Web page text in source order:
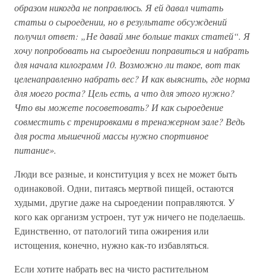
образом никогда не поправлюсь. Я ей давал читать
статьи о сыроедении, но в результате обсуждений
получил ответ: „Не давай мне больше таких статей“. Я
хочу попробовать на сыроедении поправиться и набрать
для начала килограмм 10. Возможно ли такое, вот так
целенаправленно набрать вес? И как выяснить, где норма
для моего роста? Цель есть, а что для этого нужно?
Что вы можете посоветовать? И как сыроедение
совместить с тренировками в тренажерном зале? Ведь
для роста мышечной массы нужно спортивное
питание».
Люди все разные, и конституция у всех не может быть
одинаковой. Одни, питаясь мертвой пищей, остаются
худыми, другие даже на сыроедении поправляются. У
кого как организм устроен, тут уж ничего не поделаешь.
Единственно, от патологий типа ожирения или
истощения, конечно, нужно как-то избавляться.
Если хотите набрать вес на чисто растительном